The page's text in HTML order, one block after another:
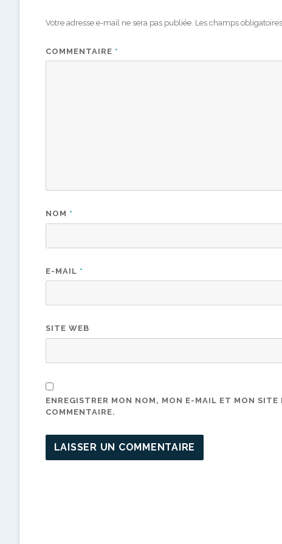
Votre adresse e-mail ne sera pas publiée. Les champs
COMMENTAIRE *
NOM *
E-MAIL *
SITE WEB
ENREGISTRER MON NOM, MON E-MAIL ET MON
COMMENTAIRE.